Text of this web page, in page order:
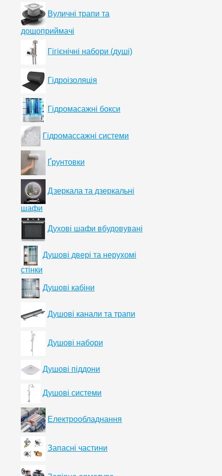
Вуличні трапи та
дощоприймачі
Гігієнічні набори (душі)
Гідроізоляція
Гідромасажні бокси
Гідромассажні системи
Ґрунтовки
Дзеркала та дзеркальні
шафи
Духові шафи вбудовувані
Душові двері та нерухомі
стінки
Душові кабіни
Душові канали та трапи
Душові набори
Душові піддони
Душові системи
Електрообладнання
Запасні частини